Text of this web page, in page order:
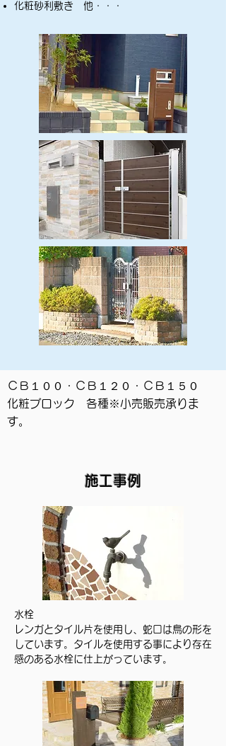
化粧砂利敷き 他・・・
ＣＢ１００・ＣＢ１２０・ＣＢ１５０
化粧ブロック 各種※小売販売承りま
す。
施工事例
水栓
レンガとタイル片を使用し、蛇口は鳥の形を
しています。タイルを使用する事により存在
感のある水栓に仕上がっています。